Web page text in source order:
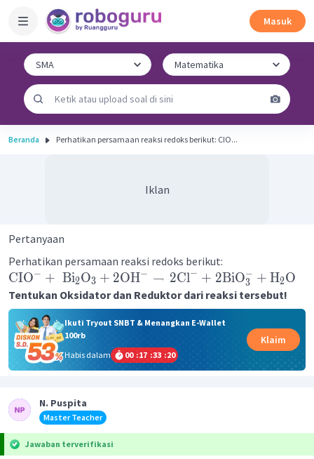
Masuk
Beranda Perhatikan persamaan reaksi redoks berikut: CIO...
Iklan
Pertanyaan
Perhatikan persamaan reaksi redoks berikut:
CIO− + Bi2O3 + 2OH− → 2Cl− + 2BiO3
− + H2O
Tentukan Oksidator dan Reduktor dari reaksi tersebut!
Ikuti Tryout SNBT & Menangkan E-Wallet
100rb
Habis dalam
00 :17 :33 :20
Klaim
N. Puspita
Master Teacher
Jawaban terverifikasi